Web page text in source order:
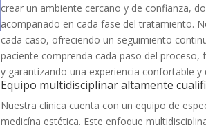
crear un ambiente cercano y de confianza,
acompañado en cada fase del tratamiento.
cada caso, ofreciendo un seguimiento
paciente comprenda cada paso del
y garantizando una experiencia confortable y
Equipo multidisciplinar altamente
Nuestra clínica cuenta con un equipo de
medicína estética. Este enfoque